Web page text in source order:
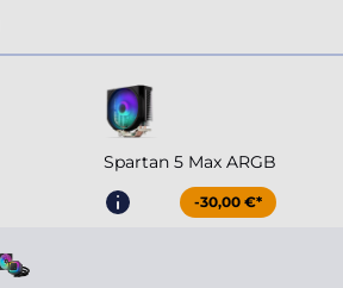
Spartan 5 Max ARGB
-30,00 €*